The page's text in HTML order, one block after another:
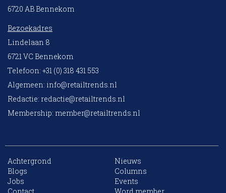
6720 AB Bennekom
Bezoekadres
Lindelaan 8
6721 VC Bennekom
Telefoon: +31 (0) 318 431 553
Algemeen: info@retailtrends.nl
Redactie: redactie@retailtrends.nl
Membership: member@retailtrends.nl
Achtergrond
Nieuws
Blogs
Columns
Jobs
Events
Contact
Word member